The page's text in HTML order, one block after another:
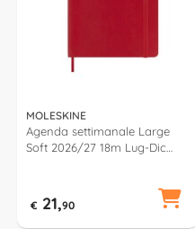
MOLESKINE
Agenda settimanale Large
Soft 2026/27 18m Lug-Dic
€ 21,90